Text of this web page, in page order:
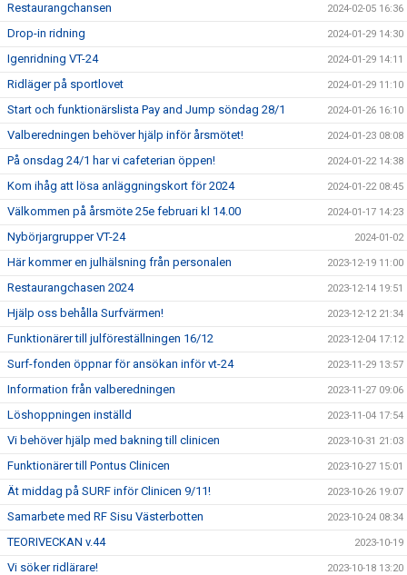
Restaurangchansen 2024-02-05 16:36
Drop-in ridning 2024-01-29 14:30
Igenridning VT-24 2024-01-29 14:11
Ridläger på sportlovet 2024-01-29 11:10
Start och funktionärslista Pay and Jump söndag 28/1 2024-01-26 16:10
Valberedningen behöver hjälp inför årsmötet! 2024-01-23 08:08
På onsdag 24/1 har vi cafeterian öppen! 2024-01-22 14:38
Kom ihåg att lösa anläggningskort för 2024 2024-01-22 08:45
Välkommen på årsmöte 25e februari kl 14.00 2024-01-17 14:23
Nybörjargrupper VT-24 2024-01-02
Här kommer en julhälsning från personalen 2023-12-19 11:00
Restaurangchasen 2024 2023-12-14 19:51
Hjälp oss behålla Surfvärmen! 2023-12-12 21:34
Funktionärer till julföreställningen 16/12 2023-12-04 17:12
Surf-fonden öppnar för ansökan inför vt-24 2023-11-29 13:57
Information från valberedningen 2023-11-27 09:06
Löshoppningen inställd 2023-11-04 17:54
Vi behöver hjälp med bakning till clinicen 2023-10-31 21:03
Funktionärer till Pontus Clinicen 2023-10-27 15:01
Ät middag på SURF inför Clinicen 9/11! 2023-10-26 19:07
Samarbete med RF Sisu Västerbotten 2023-10-24 08:34
TEORIVECKAN v.44 2023-10-19
Vi söker ridlärare! 2023-10-18 13:20